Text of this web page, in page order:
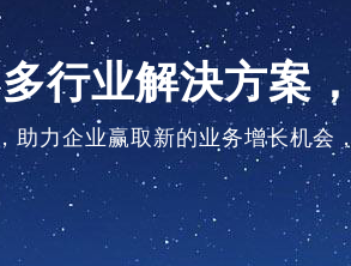
助力企业赢取新的业务增长机会
多行业解決方案